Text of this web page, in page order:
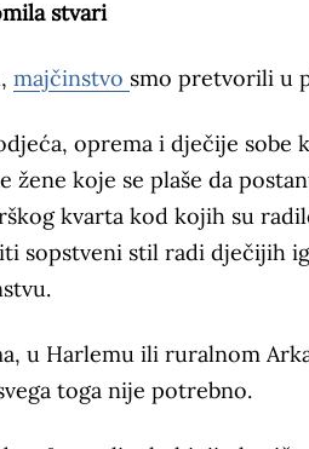
stvari
majčinstvo smo pretvorili u
oprema i dječije sobe
žene koje se plaše da
kvarta kod kojih su
sopstveni stil radi dječijih
u Harlemu ili ruralnom
toga nije potrebno.